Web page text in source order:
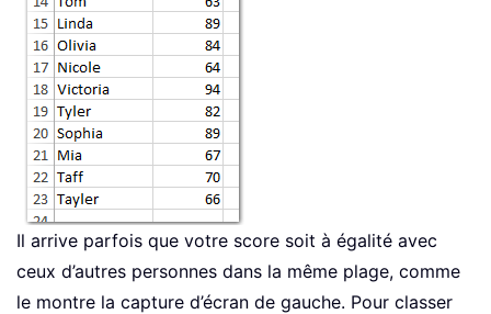
Il arrive parfois que votre score soit à égalité avec
ceux d’autres personnes dans la même plage, comme
le montre la capture d’écran de gauche. Pour classer